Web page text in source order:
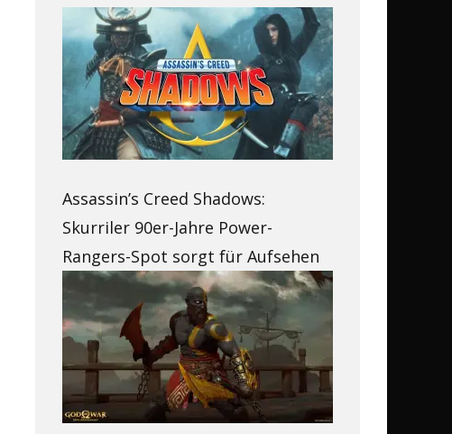
Assassin’s Creed Shadows:
Skurriler 90er-Jahre Power-
Rangers-Spot sorgt für Aufsehen